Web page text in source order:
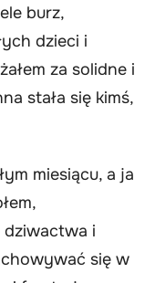
burz,
dzieci i
za solidne i
stała się kimś,
miesiącu, a ja
dziwactwa i
się w